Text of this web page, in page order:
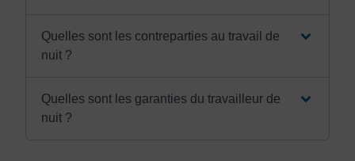
Quelles sont les contreparties au travail de
nuit ?
Quelles sont les garanties du travailleur de
nuit ?